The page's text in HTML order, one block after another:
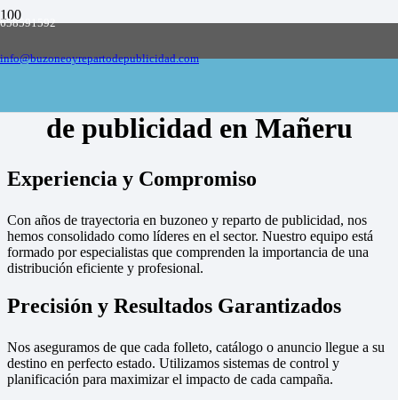
658591592
info@buzoneoyrepartodepublicidad.com
Empresa de buzoneo y reparto de publicidad
de publicidad en Mañeru
Experiencia y Compromiso
Con años de trayectoria en buzoneo y reparto de publicidad, nos
hemos consolidado como líderes en el sector. Nuestro equipo está
formado por especialistas que comprenden la importancia de una
distribución eficiente y profesional.
Precisión y Resultados Garantizados
Nos aseguramos de que cada folleto, catálogo o anuncio llegue a su
destino en perfecto estado. Utilizamos sistemas de control y
planificación para maximizar el impacto de cada campaña.